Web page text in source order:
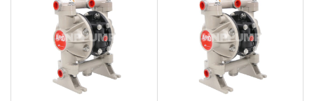
chọn tin cậy cho các nhà máy sản xuất, xưởng in, hoặc
bất kỳ ứng dụng nào yêu cầu di chuyển chất lỏng một
cách chính xác và hiệu quả.
Thông số kỹ thuật ARO PD10A-BAP-FAA